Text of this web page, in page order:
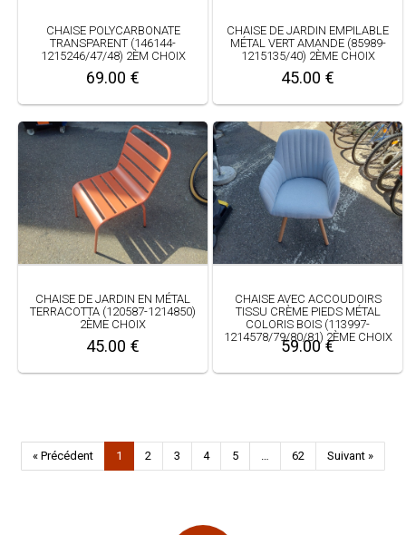
CHAISE POLYCARBONATE
TRANSPARENT (146144-
1215246/47/48) 2ÈM CHOIX
69.00 €
CHAISE DE JARDIN EMPILABLE
MÉTAL VERT AMANDE (85989-
1215135/40) 2ÈME CHOIX
45.00 €
CHAISE DE JARDIN EN MÉTAL
TERRACOTTA (120587-1214850)
2ÈME CHOIX
45.00 €
CHAISE AVEC ACCOUDOIRS
TISSU CRÈME PIEDS MÉTAL
COLORIS BOIS (113997-
1214578/79/80/81) 2ÈME CHOIX
59.00 €
« Précédent 1 2 3 4 5 62 Suivant »